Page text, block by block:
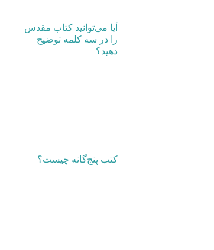
آیا می‌توانید کتاب مقدس
را در سه کلمه توضیح
دهید؟
کتب پنج‌گانه چیست؟